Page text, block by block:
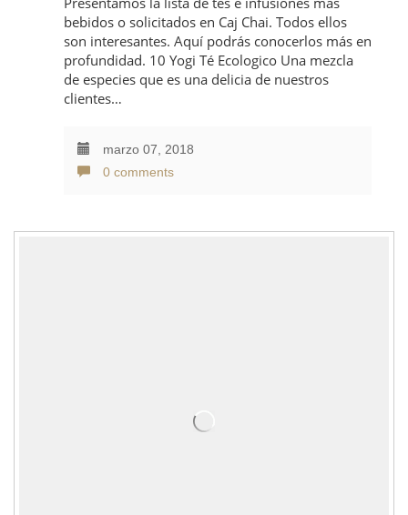
bebidos o solicitados en Caj Chai. Todos ellos
son interesantes. Aquí podrás conocerlos más en
profundidad. 10 Yogi Té Ecologico Una mezcla
de especies que es una delicia de nuestros
clientes…
marzo 07, 2018
0 comments